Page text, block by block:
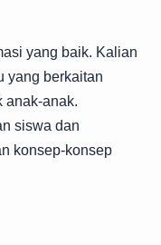
yang baik. Kalian
yang berkaitan
anak-anak.
siswa dan
konsep-konsep